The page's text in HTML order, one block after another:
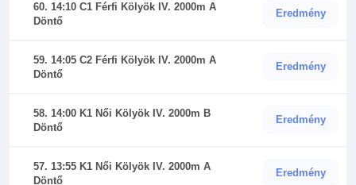
60. 14:10 C1 Férfi Kölyök IV. 2000m A
Döntő
Eredmény
59. 14:05 C2 Férfi Kölyök IV. 2000m A
Döntő
Eredmény
58. 14:00 K1 Női Kölyök IV. 2000m B
Döntő
Eredmény
57. 13:55 K1 Női Kölyök IV. 2000m A
Döntő
Eredmény